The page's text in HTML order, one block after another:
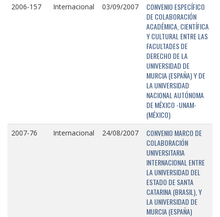
2006-157 Internacional 03/09/2007
CONVENIO ESPECÍFICO
DE COLABORACIÓN
ACADÉMICA, CIENTÍFICA
Y CULTURAL ENTRE LAS
FACULTADES DE
DERECHO DE LA
UNIVERSIDAD DE
MURCIA (ESPAÑA) Y DE
LA UNIVERSIDAD
NACIONAL AUTÓNOMA
DE MÉXICO -UNAM-
(MÉXICO)
2007-76 Internacional 24/08/2007
CONVENIO MARCO DE
COLABORACIÓN
UNIVERSITARIA
INTERNACIONAL ENTRE
LA UNIVERSIDAD DEL
ESTADO DE SANTA
CATARINA (BRASIL), Y
LA UNIVERSIDAD DE
MURCIA (ESPAÑA)